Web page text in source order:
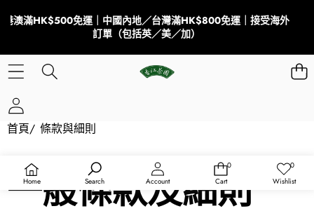
港澳滿HK$500免運｜中國內地／台灣滿HK$800免運｜接受海外
訂單（包括英／美／加）
Home Search Account
0
0
品
Cart
0
收
清
Wishlist
首頁/ 條款與細則
一般條款及細則